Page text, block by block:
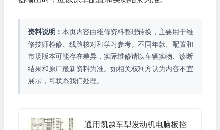
资料说明： 本页内容由维修资料整理转换，主要用于维
修技师检修、线路核对和学习参考。不同年款、配置和
市场版本可能存在差异，实际维修请以车辆实物、诊断
结果和原厂最新资料为准。如相关权利方认为内容不宜
展示，可联系我们处理。
通用凯越车型发动机电脑板控